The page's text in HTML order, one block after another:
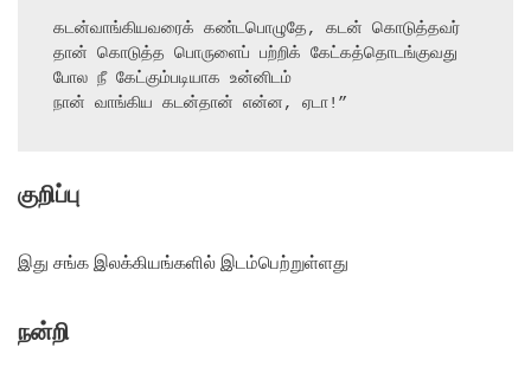
கடன்வாங்கியவரைக் கண்டபொழுதே, கடன் கொடுத்தவர்
தான் கொடுத்த பொருளைப் பற்றிக் கேட்கத்தொடங்குவது
போல நீ கேட்கும்படியாக உன்னிடம்
நான் வாங்கிய கடன்தான் என்ன, ஏடா!”
குறிப்பு
இது சங்க இலக்கியங்களில் இடம்பெற்றுள்ளது
நன்றி